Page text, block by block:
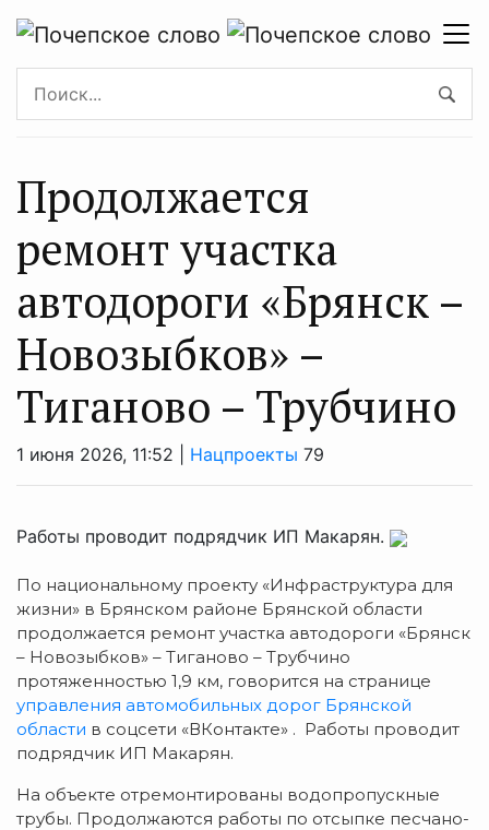
Продолжается
ремонт участка
автодороги «Брянск –
Новозыбков» –
Тиганово – Трубчино
1 июня 2026, 11:52 | Нацпроекты 79
Работы проводит подрядчик ИП Макарян.
По национальному проекту «Инфраструктура для
жизни» в Брянском районе Брянской области
продолжается ремонт участка автодороги «Брянск
– Новозыбков» – Тиганово – Трубчино
протяженностью 1,9 км, говорится на странице
управления автомобильных дорог Брянской
области в соцсети «ВКонтакте» . Работы проводит
подрядчик ИП Макарян.
На объекте отремонтированы водопропускные
трубы. Продолжаются работы по отсыпке песчано-